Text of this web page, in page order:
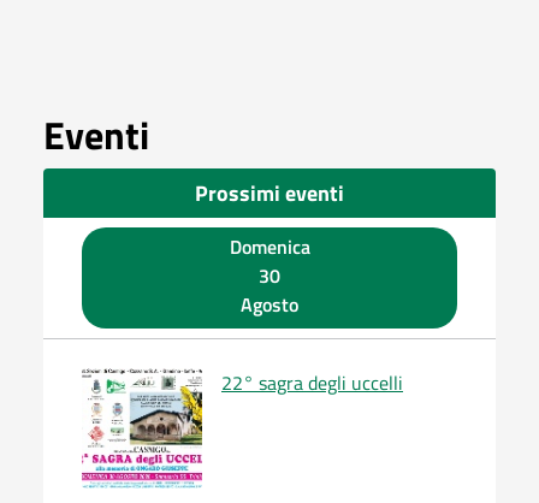
Eventi
Prossimi eventi
Domenica
30
Agosto
22° sagra degli uccelli